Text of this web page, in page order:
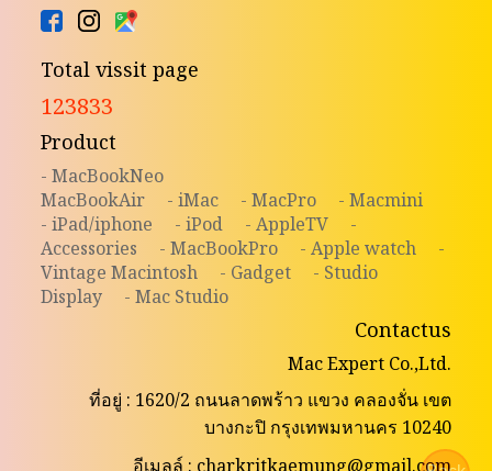
Total vissit page
123833
Product
- MacBookNeo
MacBookAir
- iMac - MacPro
- Macmini
- iPad/iphone
- iPod - AppleTV
-
Accessories
- MacBookPro - Apple watch
-
Vintage Macintosh
- Gadget
- Studio
Display
- Mac Studio
Contactus
Mac Expert Co.,Ltd.
ที่อยู่ : 1620/2 ถนนลาดพร้าว แขวง คลองจั่น เขต
บางกะปิ กรุงเทพมหานคร 10240
อีเมลล์ : charkritkaemung@gmail.com